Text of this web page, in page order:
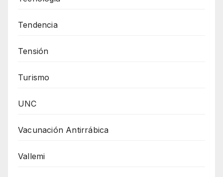
Tendencia
Tensión
Turismo
UNC
Vacunación Antirrábica
Vallemi